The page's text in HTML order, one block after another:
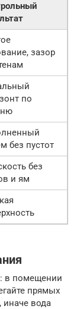
зазор
по
без пустот
без
и ям
в помещении
прямых
иначе вода